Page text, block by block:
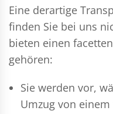
Eine derartige
finden Sie bei uns
bieten einen
gehören:
Sie werden vor,
Umzug von